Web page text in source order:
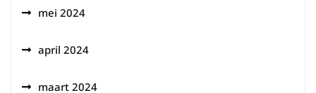
mei 2024
april 2024
maart 2024